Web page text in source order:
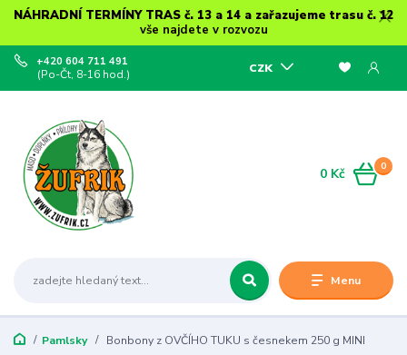
NÁHRADNÍ TERMÍNY TRAS č. 13 a 14 a zařazujeme trasu č. 12
vše najdete v rozvozu
Menu
CZK
+420 604 711 491
(Po-Čt, 8-16 hod.)
0
0 Kč
Pamlsky Bonbony z OVČÍHO TUKU s česnekem 250 g MINI